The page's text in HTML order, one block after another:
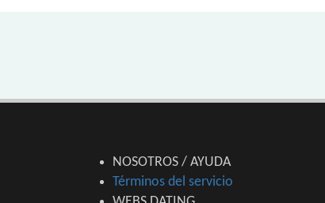
NOSOTROS / AYUDA
Términos del servicio